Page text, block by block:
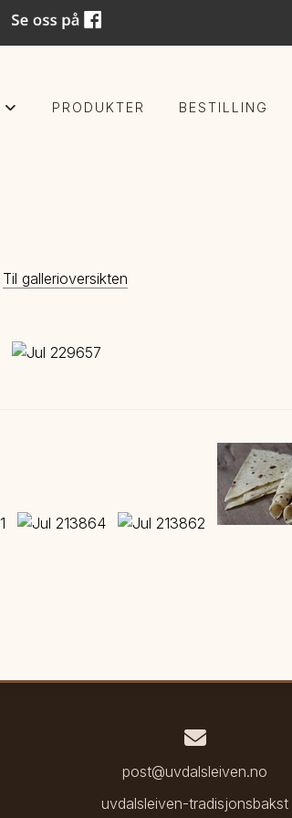
PRODUKTER BESTILLING
Til gallerioversikten
post@uvdalsleiven.no
uvdalsleiven-tradisjonsbakst